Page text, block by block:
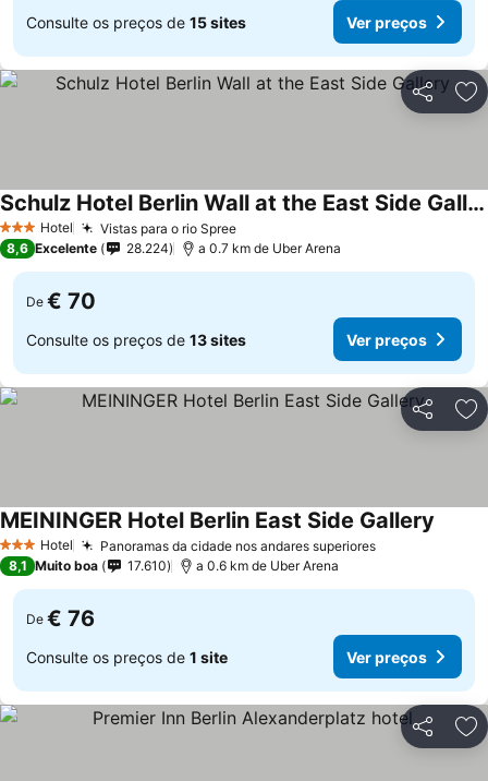
Consulte os preços de 15 sites Ver preços
Partilhar
3 EstrelasHotel Vistas para o rio SpreeVer preços
Schulz Hotel Berlin Wall at the East Side Gallery
Ver preços
8,6 Excelente 28.224 a 0.7 km de Uber Arena
De € 70
Consulte os preços de 13 sites Ver preços
Partilhar
3 EstrelasHotel Panoramas da cidade nos andares superioresVer preços
MEININGER Hotel Berlin East Side Gallery
8,1 Muito boa 17.610 a 0.6 km de Uber Arena
De € 76
Consulte os preços de 1 site Ver preços
Partilhar